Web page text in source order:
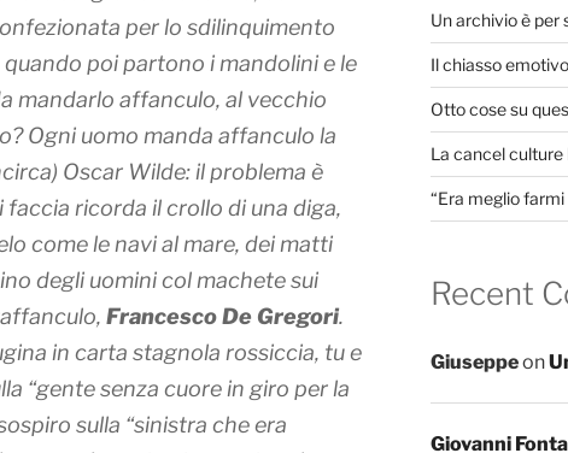
per lo sdilinquimento
poi partono i mandolini e le
mandarlo affanculo, al vecchio
Ogni uomo manda affanculo la
Oscar Wilde: il problema è
faccia ricorda il crollo di una diga,
come le navi al mare, dei matti
degli uomini col machete sui
Francesco De Gregori.
in carta stagnola rossiccia, tu e
“gente senza cuore in giro per la
sulla “sinistra che era
Un archivio è per
Il chiasso emotivo
Otto cose su
La cancel culture
“Era meglio farmi
Recent
Giuseppeon
Giovanni